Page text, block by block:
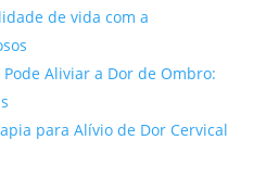
de vida com a
Aliviar a Dor de Ombro:
para Alívio de Dor Cervical